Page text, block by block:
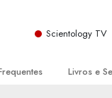
Scientology TV
Livros e